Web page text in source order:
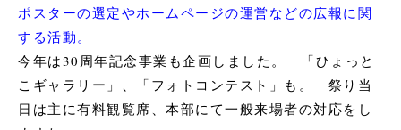
ポスターの選定やホームページの運営などの広報に関
する活動。
今年は30周年記念事業も企画しました。 「ひょっと
こギャラリー」、「フォトコンテスト」も。 祭り当
日は主に有料観覧席、本部にて一般来場者の対応をし